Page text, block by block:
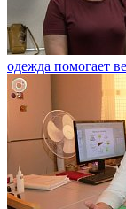
одежда помогает